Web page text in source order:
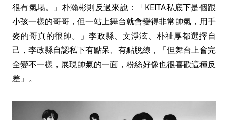
很有氣場。」朴瀚彬則反過來說：「KEITA私底下是個跟
小孩一樣的哥哥，但一站上舞台就會變得非常帥氣，用手
麥的哥真的很帥。」李政縣、文淨泫、朴祉厚都選擇自
己，李政縣自認私下有點呆、有點脫線，「但舞台上會完
全變不一樣，展現帥氣的一面，粉絲好像也很喜歡這種反
差」。